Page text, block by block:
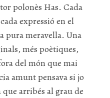
polonès Has. Cada
expressió en el
pura meravella. Una
més poètiques,
del món que mai
amunt pensava si jo
arribés al grau de